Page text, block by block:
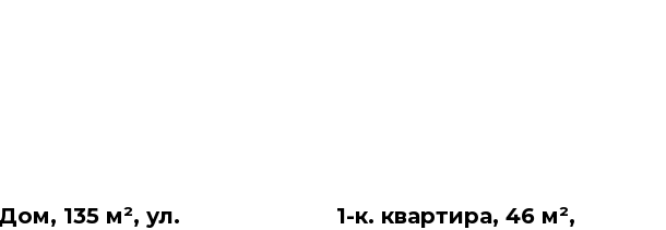
Дом, 135 м², ул.
1-к. квартира, 46 м²,